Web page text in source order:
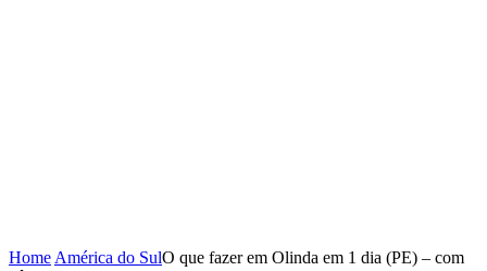
Home América do SulO que fazer em Olinda em 1 dia (PE) – com